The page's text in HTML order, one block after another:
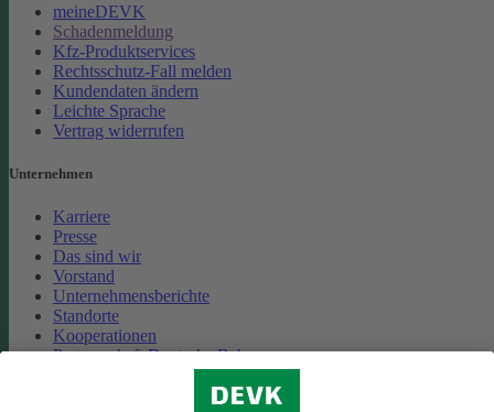
meineDEVK
Schadenmeldung
Kfz-Produktservices
Rechtsschutz-Fall melden
Kundendaten ändern
Leichte Sprache
Vertrag widerrufen
Unternehmen
Karriere
Presse
Das sind wir
Vorstand
Unternehmensberichte
Standorte
Kooperationen
Partnerschaft Deutsche Bahn